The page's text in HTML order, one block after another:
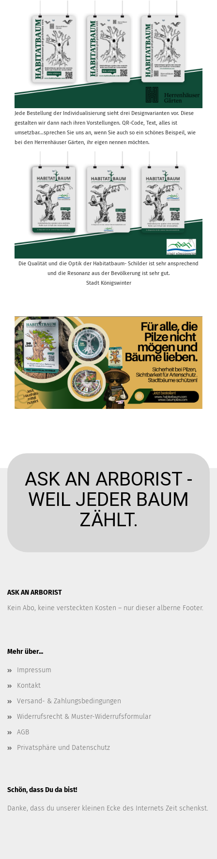
Jede Bestellung der Individualisierung sieht drei Designvarianten vor. Diese
gestalten wir dann nach ihren Vorstellungen. QR-Code, Text, alles ist
umsetzbar...sprechen Sie uns an, wenn Sie auch so ein schönes Beispeil, wie
bei den Herrenhäuser Gärten, ihr eigen nennen möchten.
Die Qualität und die Optik der Habitatbaum- Schilder ist sehr ansprechend
und die Resonanz aus der Bevölkerung ist sehr gut.
Stadt Königswinter
ASK AN ARBORIST -
WEIL JEDER BAUM
ZÄHLT.
ASK AN ARBORIST
Kein Abo, keine versteckten Kosten – nur dieser alberne Footer.
Mehr über...
Impressum
Kontakt
Versand- & Zahlungsbedingungen
Widerrufsrecht & Muster-Widerrufsformular
AGB
Privatsphäre und Datenschutz
Schön, dass Du da bist!
Danke, dass du unserer kleinen Ecke des Internets Zeit schenkst.